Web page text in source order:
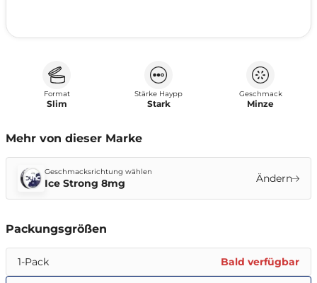
Format
Slim
Stärke Haypp
Stark
Geschmack
Minze
Mehr von dieser Marke
Geschmacksrichtung wählen
Ice Strong 8mg Ändern
Packungsgrößen
1-Pack Bald verfügbar